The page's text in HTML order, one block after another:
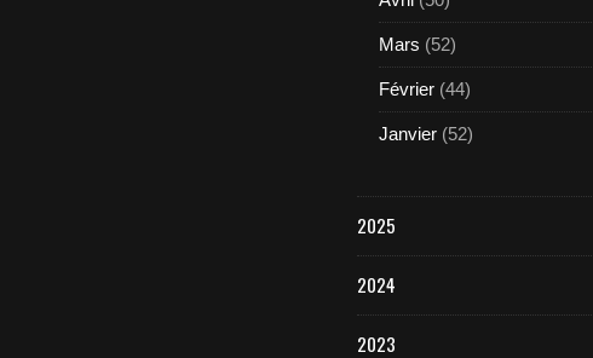
Mars (52)
Février (44)
Janvier (52)
2025
2024
2023